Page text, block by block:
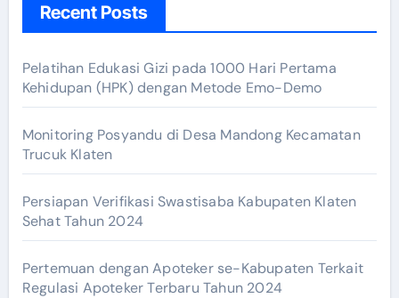
Recent Posts
Pelatihan Edukasi Gizi pada 1000 Hari Pertama
Kehidupan (HPK) dengan Metode Emo-Demo
Monitoring Posyandu di Desa Mandong Kecamatan
Trucuk Klaten
Persiapan Verifikasi Swastisaba Kabupaten Klaten
Sehat Tahun 2024
Pertemuan dengan Apoteker se-Kabupaten Terkait
Regulasi Apoteker Terbaru Tahun 2024